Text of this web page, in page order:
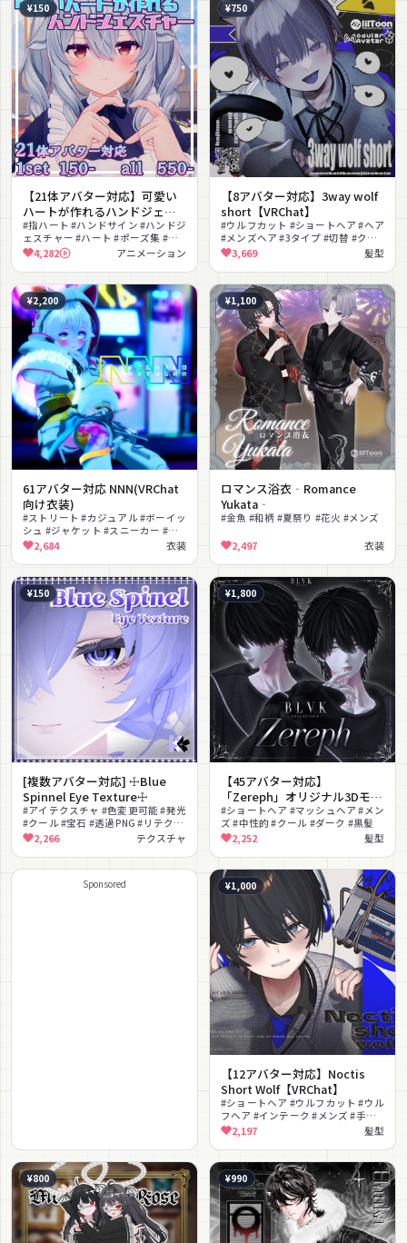
¥150
【21体アバター対応】可愛い
ハートが作れるハンドジェス
チャー
#指ハート #ハンドサイン #ハンドジ
ェスチャー #ハート #ポーズ集 #撮
影向け #かわいい #多アバター対応
#VRChat
4,282 アニメーション
¥750
【8アバター対応】3way wolf
short【VRChat】
#ウルフカット #ショートヘア #ヘア
#メンズヘア #3タイプ #切替 #クー
ル #ボーイッシュ #ユニセックス
#VRChat
3,669 髪型
¥2,200
61アバター対応 NNN(VRChat
向け衣装)
#ストリート #カジュアル #ボーイッ
シュ #ジャケット #スニーカー #MA
対応 #パーティクル #クール #セッ
トアップ #男女兼用
2,684 衣装
¥1,100
ロマンス浴衣‐Romance
Yukata‐
#金魚 #和柄 #夏祭り #花火 #メンズ
2,497 衣装
¥150
[複数アバター対応] ☩Blue
Spinnel Eye Texture☩
#アイテクスチャ #色変更可能 #発光
#クール #宝石 #透過PNG #リテクス
チャ2,266 テクスチャ
¥1,800
【45アバター対応】
「Zereph」オリジナル3Dモデ
ル
#ショートヘア #マッシュヘア #メン
ズ #中性的 #クール #ダーク #黒髪
2,252 髪型
Sponsored ¥1,000
【12アバター対応】Noctis
Short Wolf【VRChat】
#ショートヘア #ウルフカット #ウル
フヘア #インテーク #メンズ #手描
きテクスチャ
2,197 髪型
¥800 ¥990